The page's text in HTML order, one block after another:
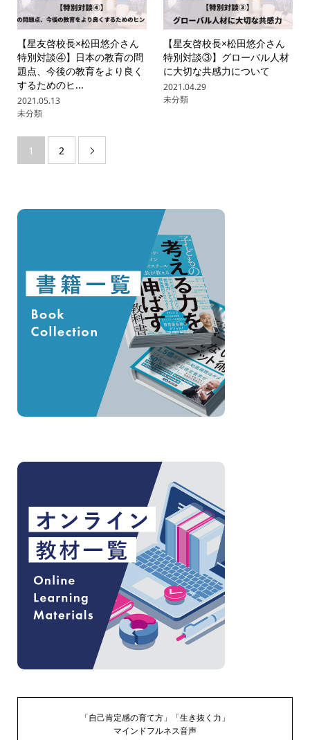
【星友啓校長×松田悠介さん
特別対談④】日本の教育の問
題点、今後の教育をより良く
するためのヒ...
2021.05.13
未分類
【星友啓校長×松田悠介さん
特別対談③】グローバル人材
に大切な共感力について
2021.04.29
未分類
1 2 
「自己肯定感の育て方」「生き抜く力」
マインドフルネス音声